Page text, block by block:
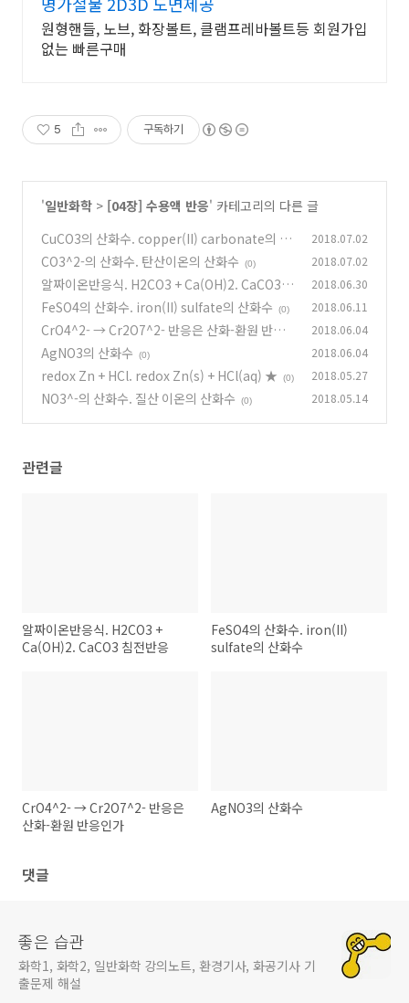
원형핸들, 노브, 화장볼트, 클램프레바볼트등 회원가입
없는 빠른구매
5 구독하기
'일반화학 > [04장] 수용액 반응' 카테고리의 다른 글
CuCO3의 산화수. copper(II) carbonate의 산
화수 (1)
2018.07.02
CO3^2-의 산화수. 탄산이온의 산화수 (0) 2018.07.02
알짜이온반응식. H2CO3 + Ca(OH)2. CaCO3
침전반응
(0)
2018.06.30
FeSO4의 산화수. iron(II) sulfate의 산화수 (0) 2018.06.11
CrO4^2- → Cr2O7^2- 반응은 산화-환원 반응
인가 (0)
2018.06.04
AgNO3의 산화수 (0) 2018.06.04
redox Zn + HCl. redox Zn(s) + HCl(aq) ★ (0) 2018.05.27
NO3^-의 산화수. 질산 이온의 산화수 (0) 2018.05.14
관련글
알짜이온반응식. H2CO3 +
Ca(OH)2. CaCO3 침전반응
FeSO4의 산화수. iron(II)
sulfate의 산화수
CrO4^2- → Cr2O7^2- 반응은
산화-환원 반응인가
AgNO3의 산화수
댓글
좋은 습관
화학1, 화학2, 일반화학 강의노트, 환경기사, 화공기사 기
출문제 해설